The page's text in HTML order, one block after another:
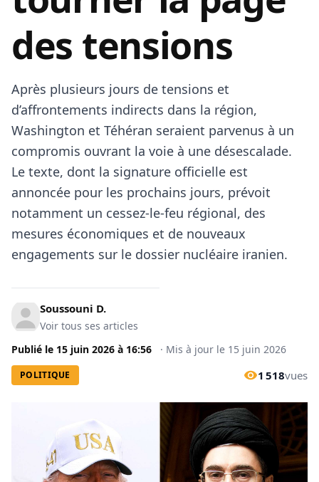
des tensions
Après plusieurs jours de tensions et
d’affrontements indirects dans la région,
Washington et Téhéran seraient parvenus à un
compromis ouvrant la voie à une désescalade.
Le texte, dont la signature officielle est
annoncée pour les prochains jours, prévoit
notamment un cessez-le-feu régional, des
mesures économiques et de nouveaux
engagements sur le dossier nucléaire iranien.
Soussouni D.
Voir tous ses articles
Publié le 15 juin 2026 à 16:56 · Mis à jour le 15 juin 2026
POLITIQUE 1 518vues